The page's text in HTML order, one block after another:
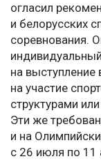
огласил
и белорусских
соревнования.
на выступление
на участие
структурами
Эти же
и на
с 26 июля по 11